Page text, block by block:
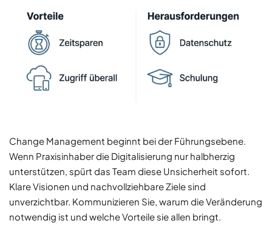
Change Management beginnt bei der Führungsebene.
Wenn Praxisinhaber die Digitalisierung nur halbherzig
unterstützen, spürt das Team diese Unsicherheit sofort.
Klare Visionen und nachvollziehbare Ziele sind
unverzichtbar. Kommunizieren Sie, warum die Veränderung
notwendig ist und welche Vorteile sie allen bringt.